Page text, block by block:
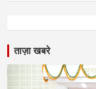
ताज़ा खबरे